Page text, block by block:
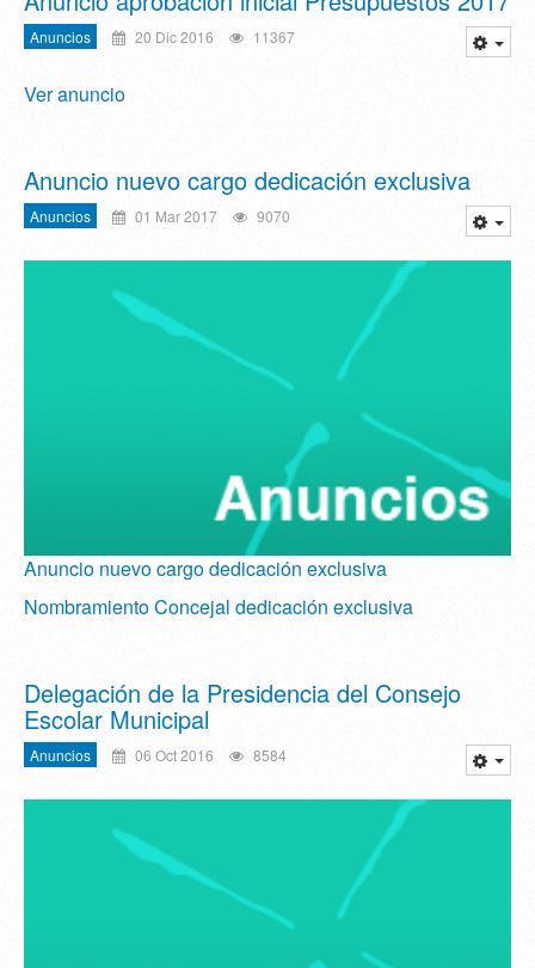
Anuncios 20 Dic 2016 11367
Ver anuncio
Anuncio nuevo cargo dedicación exclusiva
Anuncios 01 Mar 2017 9070
Anuncio nuevo cargo dedicación exclusiva
Nombramiento Concejal dedicación exclusiva
Delegación de la Presidencia del Consejo
Escolar Municipal
Anuncios 06 Oct 2016 8584